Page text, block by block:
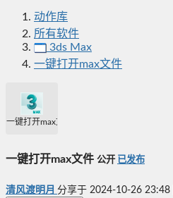
动作库
所有软件
3ds Max
一键打开max文件
一键打开max文件
一键打开max文件 公开 已发布
清风渡明月 分享于 2024-10-26 23:48